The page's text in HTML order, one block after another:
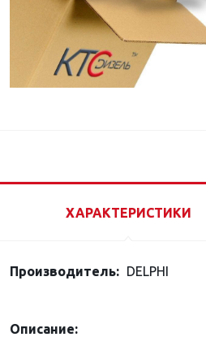
ХАРАКТЕРИСТИКИ
Производитель: DELPHI
Описание: